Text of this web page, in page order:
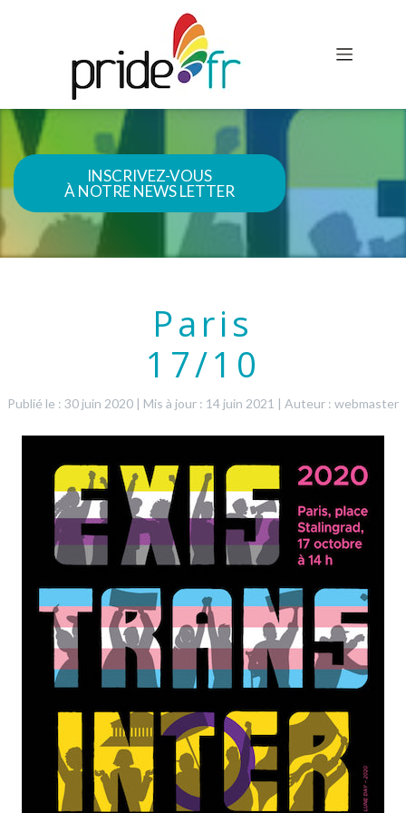
INSCRIVEZ-VOUS
À NOTRE NEWS LETTER
Paris
17/10
Publié le : 30 juin 2020 | Mis à jour : 14 juin 2021 | Auteur : webmaster